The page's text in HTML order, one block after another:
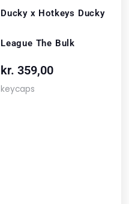
Ducky x Hotkeys Ducky
League The Bulk
kr. 359,00
keycaps